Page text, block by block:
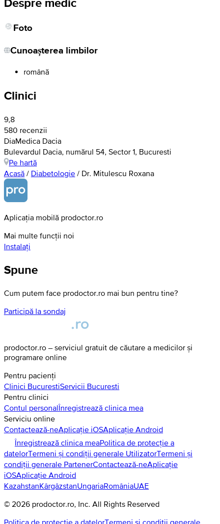
Foto
Cunoașterea limbilor
română
Clinici
9,8
580 recenzii
DiaMedica Dacia
Bulevardul Dacia, numărul 54, Sector 1, Bucuresti
Pe hartă
Acasă / Diabetologie / Dr. Mitulescu Roxana
Aplicația mobilă prodoctor.ro
Mai multe funcții noi
Instalați
Spune
Cum putem face prodoctor.ro mai bun pentru tine?
Participă la sondaj
prodoctor.ro – serviciul gratuit de căutare a medicilor și
programare online
Pentru pacienți
Clinici BucurestiServicii Bucuresti
Pentru clinici
Contul personalÎnregistrează clinica mea
Serviciu online
Contactează-neAplicație iOSAplicație Android
Înregistrează clinica meaPolitica de protecție a
datelorTermeni și condiții generale UtilizatorTermeni și
condiții generale PartenerContactează-neAplicație
iOSAplicație Android
KazahstanKârgâzstanUngariaRomâniaUAE
© 2026 prodoctor.ro, Inc. All Rights Reserved
Politica de protecție a datelorTermeni și condiții generale